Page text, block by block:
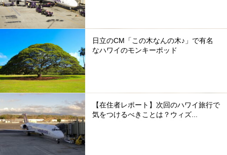
日立のCM「この木なんの木♪」で有名
なハワイのモンキーポッド
【在住者レポート】次回のハワイ旅行で
気をつけるべきことは？ウィズ...